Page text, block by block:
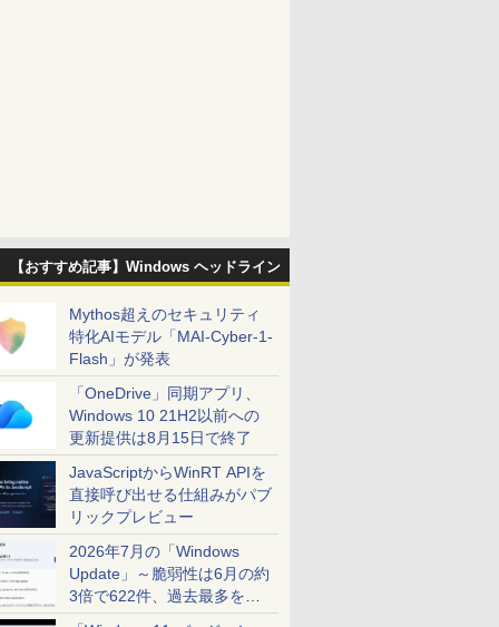
【おすすめ記事】Windows ヘッドライン
Mythos超えのセキュリティ
特化AIモデル「MAI-Cyber-1-
Flash」が発表
「OneDrive」同期アプリ、
Windows 10 21H2以前への
更新提供は8月15日で終了
JavaScriptからWinRT APIを
直接呼び出せる仕組みがパブ
リックプレビュー
2026年7月の「Windows
Update」～脆弱性は6月の約
3倍で622件、過去最多を大
幅に更新